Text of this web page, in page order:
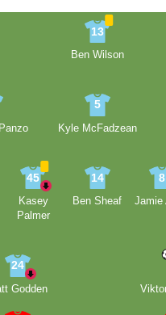
13
Ben Wilson
5
Kyle McFadzean
45
Kasey
Palmer
14
Ben Sheaf
8
Jamie
24
Godden